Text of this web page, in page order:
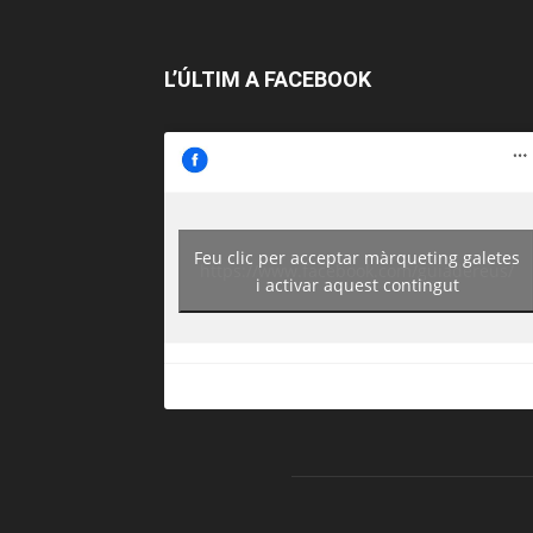
L’ÚLTIM A FACEBOOK
https://www.facebook.com/guiadereus/
Feu clic per acceptar màrqueting galetes
i activar aquest contingut